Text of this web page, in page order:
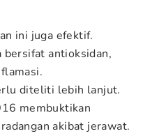
ini juga efektif.
bersifat antioksidan,
diteliti lebih lanjut.
membuktikan
akibat jerawat.